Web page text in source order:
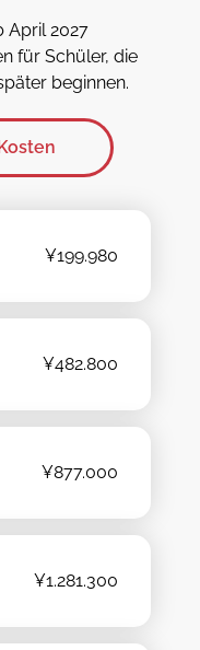
¥199.980
¥482.800
¥877.000
¥1.281.300
April 2027
für Schüler, die
beginnen.